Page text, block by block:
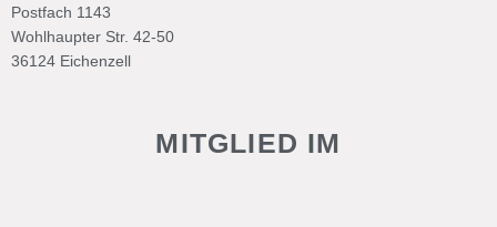
Postfach 1143
Wohlhaupter Str. 42-50
36124 Eichenzell
MITGLIED IM